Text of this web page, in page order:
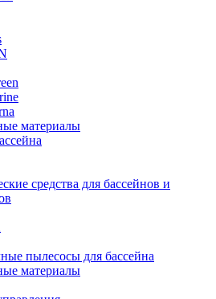
материалы
средства для бассейнов и
пылесосы для бассейна
материалы